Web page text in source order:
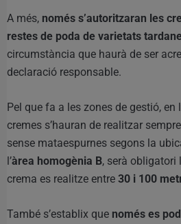
A més, només s’autoritzaran les
restes de poda de varietats
circumstància que haurà de ser
declaració responsable.
Pel que fa a les zones de gestió, en
cremes s’hauran de realitzar
sense mataespurnes segons la
l’àrea homogènia B, serà obligatori
crema es realitze entre 30 i 100
També s’establix que només es